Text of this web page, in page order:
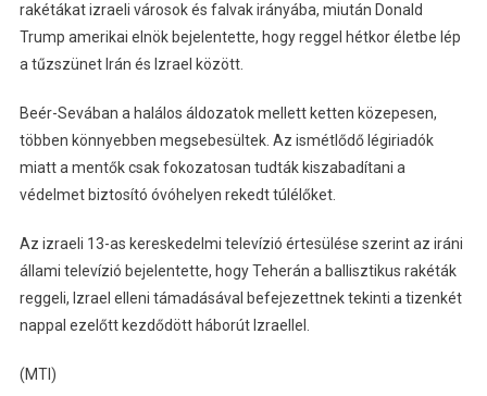
rakétákat izraeli városok és falvak irányába, miután Donald
Trump amerikai elnök bejelentette, hogy reggel hétkor életbe lép
a tűzszünet Irán és Izrael között.
Beér-Sevában a halálos áldozatok mellett ketten közepesen,
többen könnyebben megsebesültek. Az ismétlődő légiriadók
miatt a mentők csak fokozatosan tudták kiszabadítani a
védelmet biztosító óvóhelyen rekedt túlélőket.
Az izraeli 13-as kereskedelmi televízió értesülése szerint az iráni
állami televízió bejelentette, hogy Teherán a ballisztikus rakéták
reggeli, Izrael elleni támadásával befejezettnek tekinti a tizenkét
nappal ezelőtt kezdődött háborút Izraellel.
(MTI)